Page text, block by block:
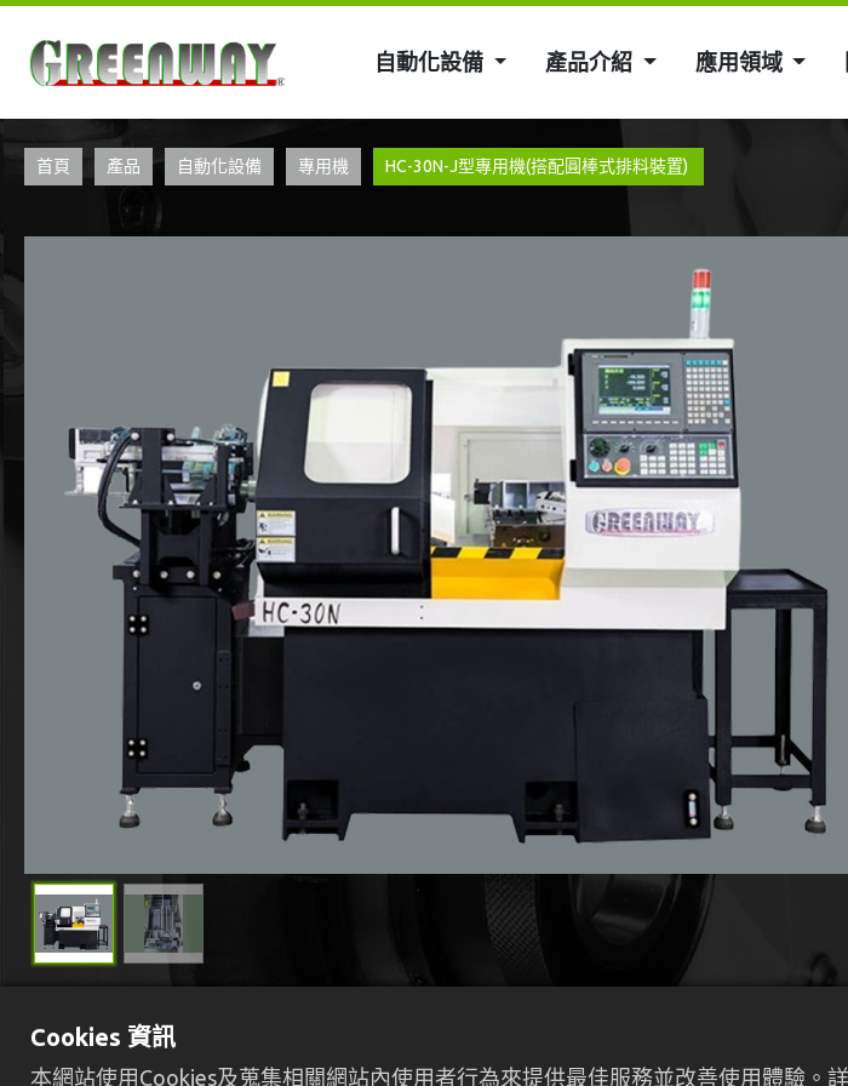
自動化設備 產品介紹 應用領域
首頁 產品 自動化設備 專用機 ​​​HC-30N-J型專用機(搭配圓棒式排料裝置) ​​
Cookies 資訊
本網站使用Cookies及蒐集相關網站內使用者行為來提供最佳服務並改善使用體驗